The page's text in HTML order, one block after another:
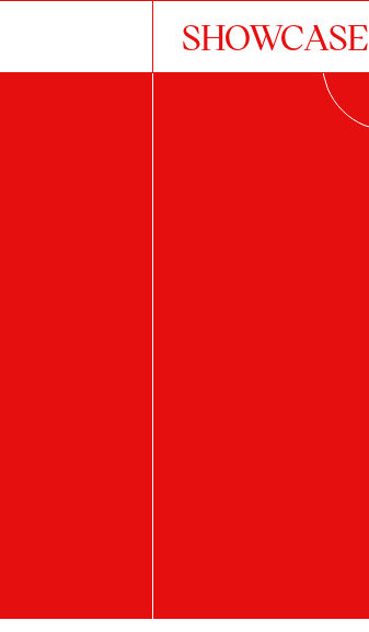
SHOWCASE